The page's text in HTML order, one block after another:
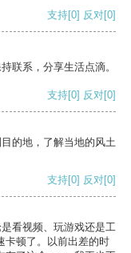
支持[0] 反对[0]
联系，分享生活点滴。
支持[0] 反对[0]
的地，了解当地的风土
支持[0] 反对[0]
看视频、玩游戏还是工
卡顿了。以前出差的时